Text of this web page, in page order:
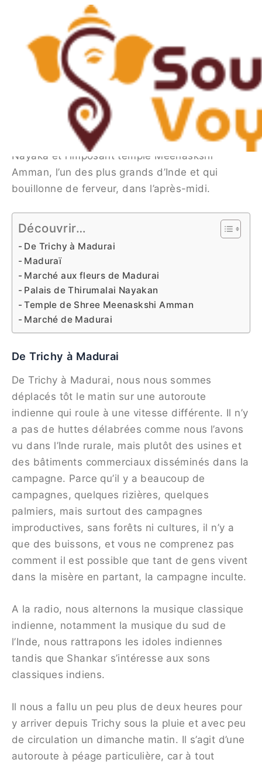
Guide de Voyage de Madurai
(Temple de Meenakshi)
Bhawna Khulbey/ December 7, 2023
Quelle frénésie de temples nous voilà… et il y a
encore Madurai, où en plus du marché aux
fleurs, nous visiterons le palais Thirumalai
Nayaka et l’imposant temple Meenaskshi
Amman, l’un des plus grands d’Inde et qui
bouillonne de ferveur, dans l’après-midi.
Découvrir…
De Trichy à Madurai
Maduraï
Marché aux fleurs de Madurai
Palais de Thirumalai Nayakan
Temple de Shree Meenaskshi Amman
Marché de Madurai
De Trichy à Madurai
De Trichy à Madurai, nous nous sommes
déplacés tôt le matin sur une autoroute
indienne qui roule à une vitesse différente. Il n’y
a pas de huttes délabrées comme nous l’avons
vu dans l’Inde rurale, mais plutôt des usines et
des bâtiments commerciaux disséminés dans la
campagne. Parce qu’il y a beaucoup de
campagnes, quelques rizières, quelques
palmiers, mais surtout des campagnes
improductives, sans forêts ni cultures, il n’y a
que des buissons, et vous ne comprenez pas
comment il est possible que tant de gens vivent
dans la misère en partant, la campagne inculte.
A la radio, nous alternons la musique classique
indienne, notamment la musique du sud de
l’Inde, nous rattrapons les idoles indiennes
tandis que Shankar s’intéresse aux sons
classiques indiens.
Il nous a fallu un peu plus de deux heures pour
y arriver depuis Trichy sous la pluie et avec peu
de circulation un dimanche matin. Il s’agit d’une
autoroute à péage particulière, car à tout